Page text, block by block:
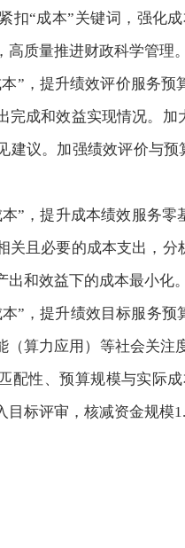
扣“成本”关键词，强化
高质量推进财政科学管理
”，提升绩效评价服务
完成和效益实现情况。
建议。加强绩效评价与
”，提升成本绩效服务
关且必要的成本支出，
出和效益下的成本最小化
”，提升绩效目标服务
（算力应用）等社会关
配性、预算规模与实际
目标评审，核减资金规模